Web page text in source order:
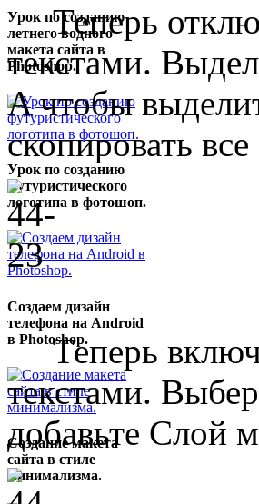
Урок по созданию
летнего водного
макета сайта в
Photoshop.
Урок по созданию
футуристического
логотипа в фотошоп.
Создаем дизайн
телефона на Android
в Photoshop.
Создание макета
сайта в стиле
минимализма.
Теперь
текстами.
A чтобы
скопировать
Теперь
текстами.
добавьте Слой